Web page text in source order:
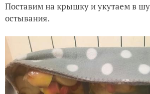
Поставим на крышку и укутаем в
остывания.